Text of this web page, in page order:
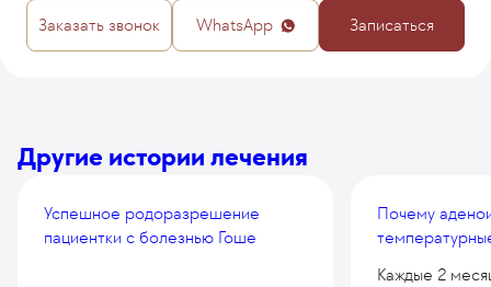
Записаться
WhatsApp
Заказать звонок
Другие истории лечения
Успешное родоразрешение
пациентки с болезнью Гоше
Почему
Каждые 2